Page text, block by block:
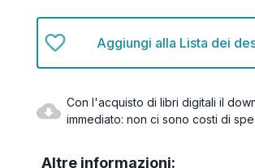
Aggiungi alla Lista dei
Con l'acquisto di libri digitali il
immediato: non ci sono costi di
Altre informazioni: